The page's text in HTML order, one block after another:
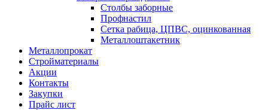
Столбы заборные
Профнастил
Сетка рабица, ЦПВС, оцинкованная
Металлоштакетник
Металлопрокат
Стройматериалы
Акции
Контакты
Закупки
Прайс лист